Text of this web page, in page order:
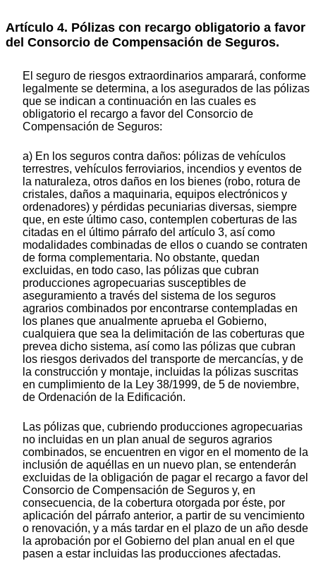
Artículo 4. Pólizas con recargo obligatorio a favor
del Consorcio de Compensación de Seguros.
El seguro de riesgos extraordinarios amparará, conforme
legalmente se determina, a los asegurados de las pólizas
que se indican a continuación en las cuales es
obligatorio el recargo a favor del Consorcio de
Compensación de Seguros:
a) En los seguros contra daños: pólizas de vehículos
terrestres, vehículos ferroviarios, incendios y eventos de
la naturaleza, otros daños en los bienes (robo, rotura de
cristales, daños a maquinaria, equipos electrónicos y
ordenadores) y pérdidas pecuniarias diversas, siempre
que, en este último caso, contemplen coberturas de las
citadas en el último párrafo del artículo 3, así como
modalidades combinadas de ellos o cuando se contraten
de forma complementaria. No obstante, quedan
excluidas, en todo caso, las pólizas que cubran
producciones agropecuarias susceptibles de
aseguramiento a través del sistema de los seguros
agrarios combinados por encontrarse contempladas en
los planes que anualmente aprueba el Gobierno,
cualquiera que sea la delimitación de las coberturas que
prevea dicho sistema, así como las pólizas que cubran
los riesgos derivados del transporte de mercancías, y de
la construcción y montaje, incluidas la pólizas suscritas
en cumplimiento de la Ley 38/1999, de 5 de noviembre,
de Ordenación de la Edificación.
Las pólizas que, cubriendo producciones agropecuarias
no incluidas en un plan anual de seguros agrarios
combinados, se encuentren en vigor en el momento de la
inclusión de aquéllas en un nuevo plan, se entenderán
excluidas de la obligación de pagar el recargo a favor del
Consorcio de Compensación de Seguros y, en
consecuencia, de la cobertura otorgada por éste, por
aplicación del párrafo anterior, a partir de su vencimiento
o renovación, y a más tardar en el plazo de un año desde
la aprobación por el Gobierno del plan anual en el que
pasen a estar incluidas las producciones afectadas.